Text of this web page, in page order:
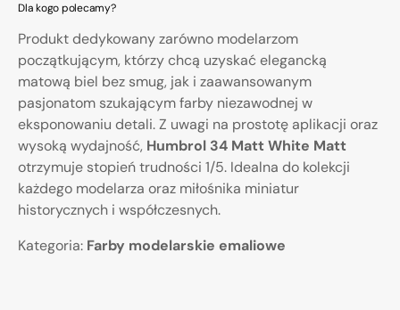
Dla kogo polecamy?
Produkt dedykowany zarówno modelarzom
początkującym, którzy chcą uzyskać elegancką
matową biel bez smug, jak i zaawansowanym
pasjonatom szukającym farby niezawodnej w
eksponowaniu detali. Z uwagi na prostotę aplikacji oraz
wysoką wydajność, Humbrol 34 Matt White Matt
otrzymuje stopień trudności 1/5. Idealna do kolekcji
każdego modelarza oraz miłośnika miniatur
historycznych i współczesnych.
Kategoria: Farby modelarskie emaliowe